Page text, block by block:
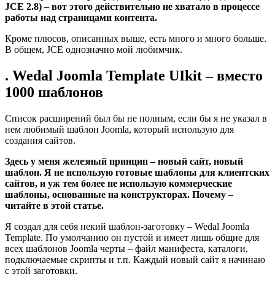
JCE 2.8) – вот этого действительно не хватало в процессе
работы над страницами контента.
Кроме плюсов, описанных выше, есть много и много больше.
В общем, JCE однозначно мой любимчик.
. Wedal Joomla Template UIkit – вместо
1000 шаблонов
Список расширений был бы не полным, если бы я не указал в
нем любимый шаблон Joomla, который использую для
создания сайтов.
Здесь у меня железный принцип – новый сайт, новый
шаблон. Я не использую готовые шаблоны для клиентских
сайтов, и уж тем более не использую коммерческие
шаблоны, основанные на конструкторах. Почему –
читайте в этой статье.
Я создал для себя некий шаблон-заготовку – Wedal Joomla
Template. По умолчанию он пустой и имеет лишь общие для
всех шаблонов Joomla черты – файл манифеста, каталоги,
подключаемые скрипты и т.п. Каждый новый сайт я начинаю
с этой заготовки.